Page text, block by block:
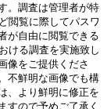
。調査は管理者が特
閲覧に際してパスワ
が自由に閲覧できる
ける調査を実施致し
像をご提供くださ
不鮮明な画像でも構
、より鮮明に修正を
すので予めご了承く